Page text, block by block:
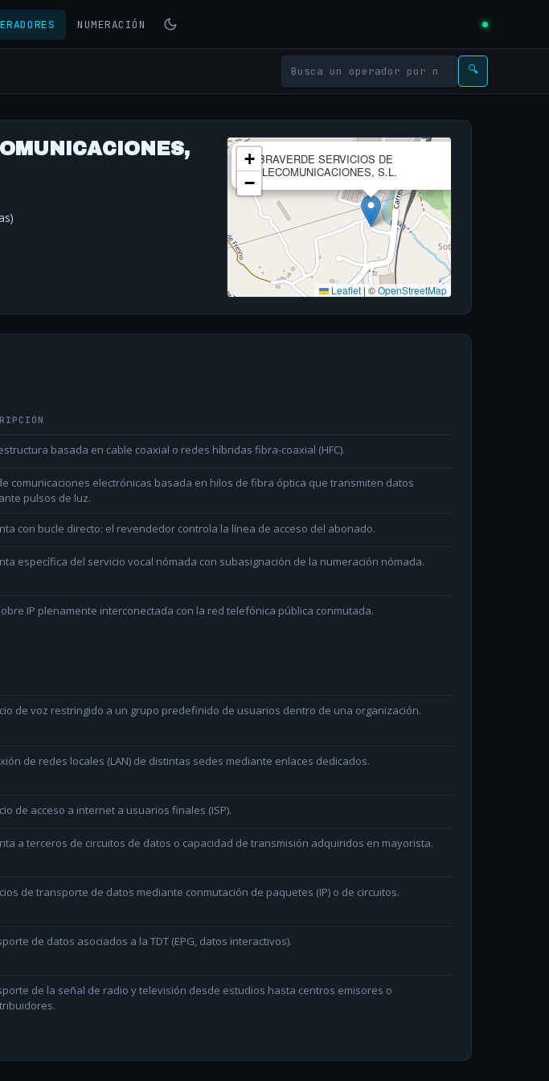
NUMERACIÓN
🔍
FIBRAVERDE SERVICIOS DE
TELECOMUNICACIONES, S.L.
+
−
Leaflet | ©OpenStreetMap
basada en cable coaxial o redes híbridas fibra-coaxial (HFC).
comunicaciones electrónicas basada en hilos de fibra óptica que transmiten datos
pulsos de luz.
con bucle directo: el revendedor controla la línea de acceso del abonado.
específica del servicio vocal nómada con subasignación de la numeración nómada.
IP plenamente interconectada con la red telefónica pública conmutada.
de voz restringido a un grupo predefinido de usuarios dentro de una organización.
de redes locales (LAN) de distintas sedes mediante enlaces dedicados.
de acceso a internet a usuarios finales (ISP).
a terceros de circuitos de datos o capacidad de transmisión adquiridos en mayorista.
de transporte de datos mediante conmutación de paquetes (IP) o de circuitos.
de datos asociados a la TDT (EPG, datos interactivos).
de la señal de radio y televisión desde estudios hasta centros emisores o